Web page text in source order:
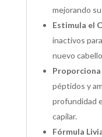
mejorando
Estimula el
inactivos
nuevo
péptidos y
profundidad
capilar.
Fórmula